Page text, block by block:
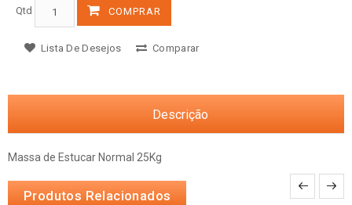
Qtd COMPRAR
Lista De Desejos Comparar
Descrição
Massa de Estucar Normal 25Kg
Produtos Relacionados